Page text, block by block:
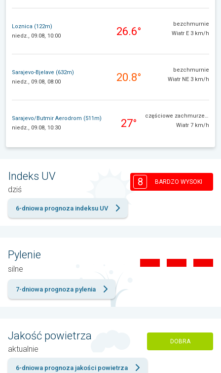
Loznica (122m)
niedz., 09.08, 10:00
26.6°
bezchmurnie
Wiatr E 3 km/h
Sarajevo-Bjelave (632m)
niedz., 09.08, 08:00
20.8°
bezchmurnie
Wiatr NE 3 km/h
Sarajevo/Butmir Aerodrom (511m)
niedz., 09.08, 10:30
27°
częściowe zachmurzenie
Wiatr 7 km/h
Indeks UV
dziś
8 BARDZO WYSOKI
6-dniowa prognoza indeksu UV
Pylenie
silne
7-dniowa prognoza pylenia
Jakość powietrza
aktualnie
DOBRA
6-dniowa prognoza jakości powietrza